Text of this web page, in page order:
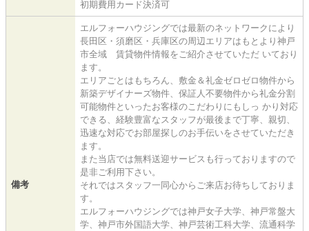
初期費用カード決済可
備考
エルフォーハウジングでは最新のネットワークにより
長田区・須磨区・兵庫区の周辺エリアはもとより神戸
市全域 賃貸物件情報をご紹介させていただ いており
ます。
エリアごとはもちろん、敷金＆礼金ゼロゼロ物件から
新築デザイナーズ物件、保証人不要物件から礼金分割
可能物件といったお客様のこだわりにもしっ かり対応
できる、経験豊富なスタッフが最後まで丁寧、親切、
迅速な対応でお部屋探しのお手伝いをさせていただき
ます。
また当店では無料送迎サービスも行っておりますので
是非ご利用下さい。
それではスタッフ一同心からご来店お待ちしておりま
す。
エルフォーハウジングでは神戸女子大学、神戸常盤大
学、神戸市外国語大学、神戸芸術工科大学、流通科学